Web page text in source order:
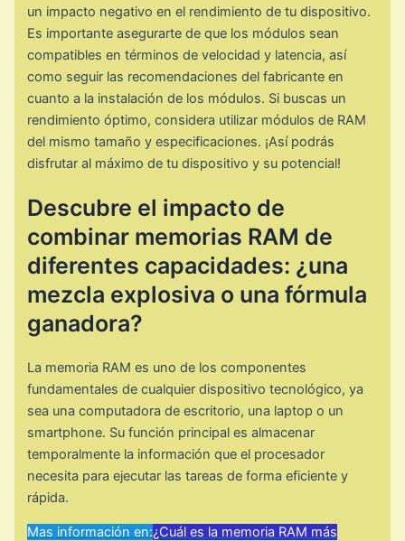
un impacto negativo en el rendimiento de tu dispositivo.
Es importante asegurarte de que los módulos sean
compatibles en términos de velocidad y latencia, así
como seguir las recomendaciones del fabricante en
cuanto a la instalación de los módulos. Si buscas un
rendimiento óptimo, considera utilizar módulos de RAM
del mismo tamaño y especificaciones. ¡Así podrás
disfrutar al máximo de tu dispositivo y su potencial!
Descubre el impacto de
combinar memorias RAM de
diferentes capacidades: ¿una
mezcla explosiva o una fórmula
ganadora?
La memoria RAM es uno de los componentes
fundamentales de cualquier dispositivo tecnológico, ya
sea una computadora de escritorio, una laptop o un
smartphone. Su función principal es almacenar
temporalmente la información que el procesador
necesita para ejecutar las tareas de forma eficiente y
rápida.
Mas información en:¿Cuál es la memoria RAM más